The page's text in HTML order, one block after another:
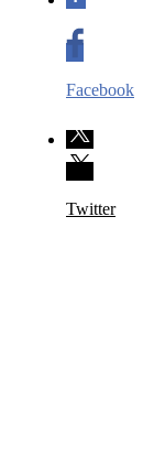
Facebook
Twitter